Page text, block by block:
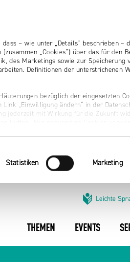
– wie unter „Details“ beschrieben –
„Cookies“) über das für den
des Marketings sowie zur Speicherung
Definitionen der unterstrichenen
bezüglich der eingesetzten
„Einwilligung ändern“ in der
jederzeit mit Wirkung für die Zukunft
Statistiken Marketing
Leichte
THEMEN EVENTS